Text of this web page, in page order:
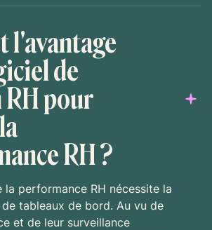
l'avantage
de
pour
RH ?
la performance RH nécessite la
tableaux de bord. Au vu de
et de leur surveillance